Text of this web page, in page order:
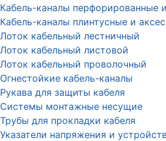
Кабель-каналы перфорированные
Кабель-каналы плинтусные и
Лоток кабельный лестничный
Лоток кабельный листовой
Лоток кабельный проволочный
Огнестойкие кабель-каналы
Рукава для защиты кабеля
Системы монтажные несущие
Трубы для прокладки кабеля
Указатели напряжения и